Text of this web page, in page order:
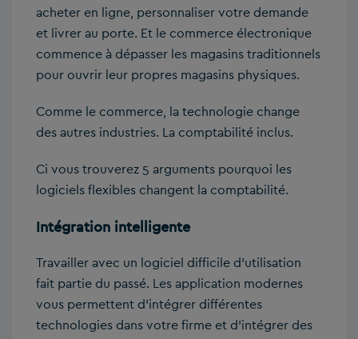
acheter en ligne, personnaliser votre demande
et livrer au porte. Et le commerce électronique
commence à dépasser les magasins traditionnels
pour ouvrir leur propres magasins physiques.
Comme le commerce, la technologie change
des autres industries. La comptabilité inclus.
Ci vous trouverez 5 arguments pourquoi les
logiciels flexibles changent la comptabilité.
Intégration intelligente
Travailler avec un logiciel difficile d’utilisation
fait partie du passé. Les application modernes
vous permettent d’intégrer différentes
technologies dans votre firme et d’intégrer des